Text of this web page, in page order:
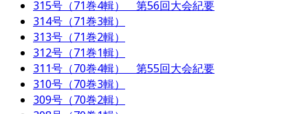
315号（71巻4輯） 第56回大会紀要
314号（71巻3輯）
313号（71巻2輯）
312号（71巻1輯）
311号（70巻4輯） 第55回大会紀要
310号（70巻3輯）
309号（70巻2輯）